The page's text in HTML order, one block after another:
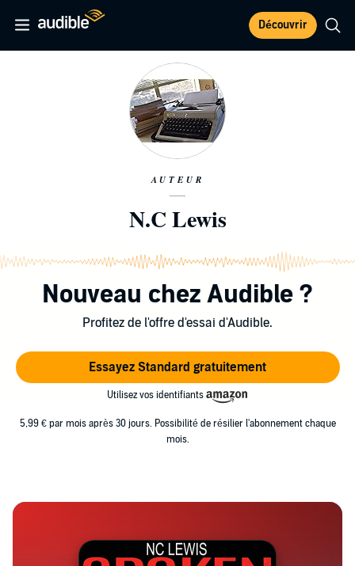
Découvrir
AUTEUR
N.C Lewis
Nouveau chez Audible ?
Profitez de l'offre d'essai d'Audible.
Essayez Standard gratuitement
Utilisez vos identifiants
5,99 € par mois après 30 jours. Possibilité de résilier l'abonnement chaque
mois.